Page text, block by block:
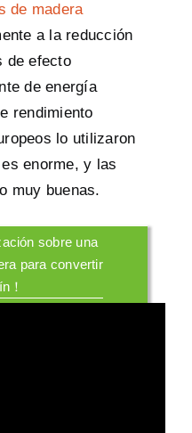
de madera
a la reducción
de efecto
de energía
rendimiento
lo utilizaron
enorme, y las
muy buenas.
sobre una
para convertir
！